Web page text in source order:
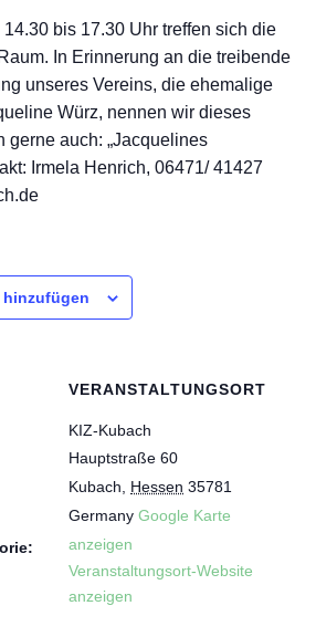
bis 17.30 Uhr treffen sich die
In Erinnerung an die treibende
unseres Vereins, die ehemalige
Würz, nennen wir dieses
gerne auch: „Jacquelines
Irmela Henrich, 06471/ 41427
hinzufügen
VERANSTALTUNGSORT
KIZ-Kubach
Hauptstraße 60
Kubach
Hessen 35781
Germany Google Karte
anzeigen
Veranstaltungsort-Website
anzeigen